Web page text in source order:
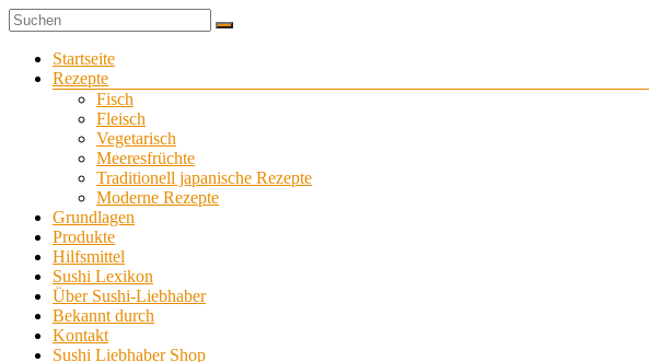
Zum
Inhalt
springen
Sushi-
Liebhaber
Sushi
selber
Menü
Startseite
Rezepte
Fisch
Fleisch
Vegetarisch
Meeresfrüchte
Traditionell japanische Rezepte
Moderne Rezepte
Grundlagen
Produkte
Hilfsmittel
Sushi Lexikon
Über Sushi-Liebhaber
Bekannt durch
Kontakt
Sushi Liebhaber Shop